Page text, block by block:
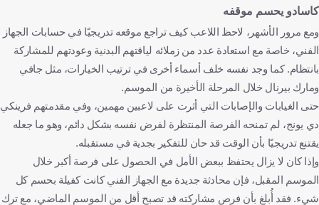
كاسادو يحسم موقفه
ومع مرور الأشهر، لاحظ اللاعب كيف تراجع موقعه تدريجيًا في حسابات الجهاز
الفني، خاصة مع استعادة عدد من زملائه لياقتهم البدنية وعودتهم للمشاركة
بانتظام. كما وجد نفسه خلف أسماء أخرى في ترتيب الخيارات، مثل جافي
ومارك بيرنال خلال المرحلة الأخيرة من الموسم.
حتى الغيابات والإصابات التي أثرت على لاعبين مهمين، وفي مقدمتهم فرينكي
دي يونج، لم تمنحه الفرصة المنتظرة لفرض نفسه بشكل دائم، وهو ما جعله
يقتنع تدريجيًا بأن الوقت قد حان للتفكير بجدية في مستقبله.
وإذا كان لا يزال يحتفظ ببعض الأمل في الحصول على فرصة أكبر خلال
الموسم المقبل، فإن محادثة جديدة مع الجهاز الفني كانت كفيلة بحسم كل
شيء. فقد أُبلغ بأن فرص مشاركته قد تصبح أقل من الموسم الماضي، مع ترك